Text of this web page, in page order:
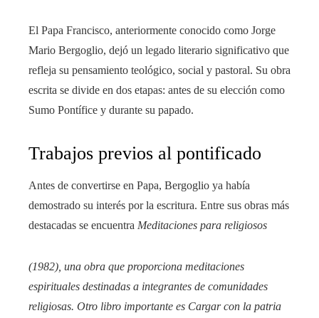
El Papa Francisco, anteriormente conocido como Jorge
Mario Bergoglio, dejó un legado literario significativo que
refleja su pensamiento teológico, social y pastoral. Su obra
escrita se divide en dos etapas: antes de su elección como
Sumo Pontífice y durante su papado.​
Trabajos previos al pontificado
Antes de convertirse en Papa, Bergoglio ya había
demostrado su interés por la escritura. Entre sus obras más
destacadas se encuentra Meditaciones para religiosos
(1982), una obra que proporciona meditaciones
espirituales destinadas a integrantes de comunidades
religiosas. Otro libro importante es Cargar con la patria